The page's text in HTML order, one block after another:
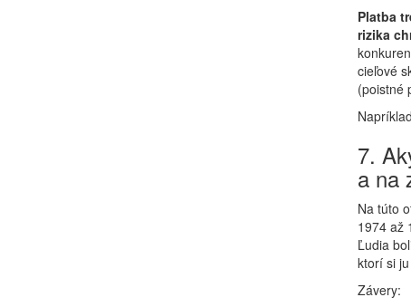
Platba
rizika
cieľové
(poistné
7.
a na
Na túto
1974 až
Ľudia
ktorí si
Závery: